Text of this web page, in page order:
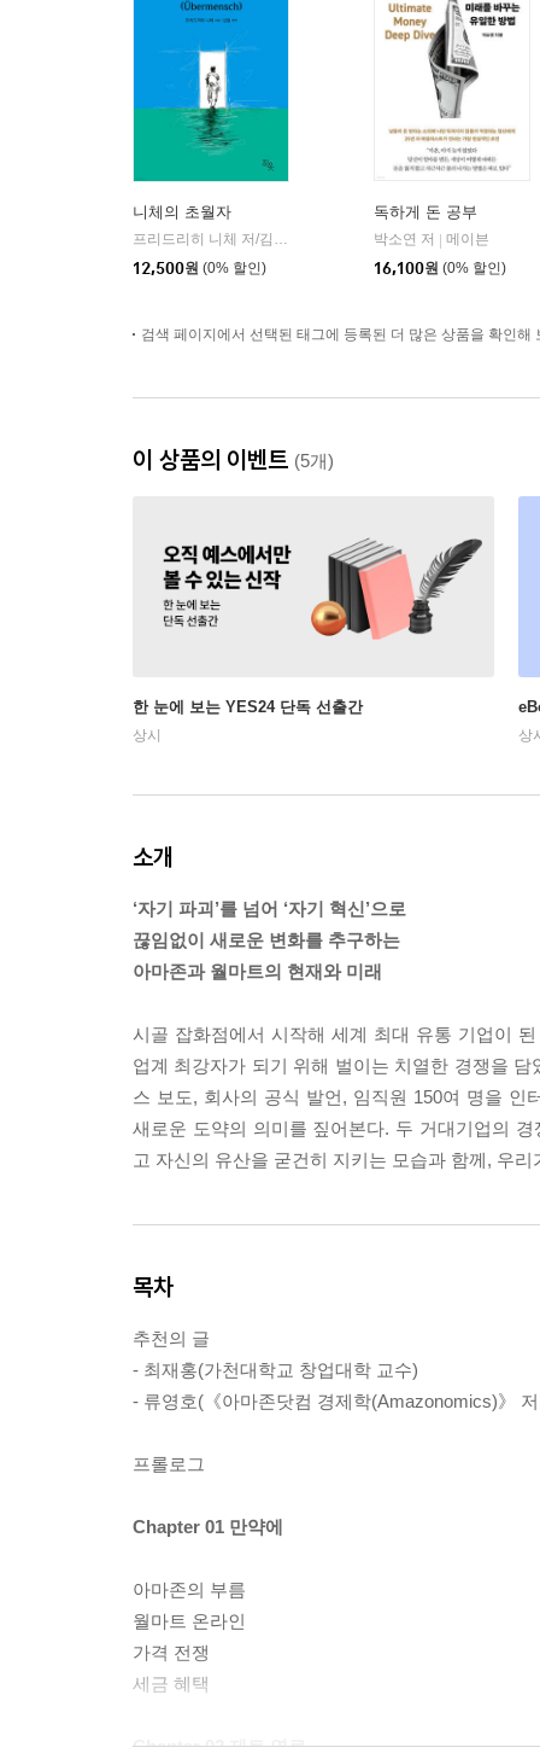
니체의 초월자
프리드리히 니체 저/김철 편역
12,500원 (0% 할인)
독하게 돈 공부
박소연 저
메이븐
16,100원 (0% 할인)
검색 페이지에서 선택된 태그에 등록된 더 많은 상품을 확인해
이 상품의 이벤트 (5개)
한 눈에 보는 YES24 단독 선출간
상시 상
소개
‘자기 파괴’를 넘어 ‘자기 혁신’으로
끊임없이 새로운 변화를 추구하는
아마존과 월마트의 현재와 미래
시골 잡화점에서 시작해 세계 최대 유통 기업이
업계 최강자가 되기 위해 벌이는 치열한 경쟁을
스 보도, 회사의 공식 발언, 임직원 150여 명을 인
새로운 도약의 의미를 짚어본다. 두 거대기업의
고 자신의 유산을 굳건히 지키는 모습과 함께, 우
목차
추천의 글
- 최재홍(가천대학교 창업대학 교수)
- 류영호(《아마존닷컴 경제학(Amazonomics)》
프롤로그
Chapter 01 만약에
아마존의 부름
월마트 온라인
가격 전쟁
세금 혜택
Chapter 02 제트 연료